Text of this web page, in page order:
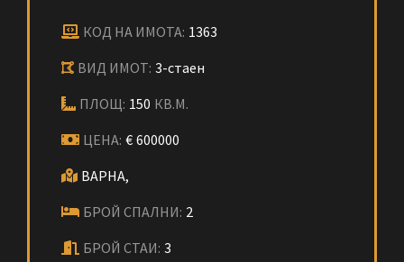
КОД НА ИМОТА: 1363
ВИД ИМОТ: 3-стаен
ПЛОЩ: 150 КВ.М.
ЦЕНА: € 600000
ВАРНА,
БРОЙ СПАЛНИ: 2
БРОЙ СТАИ: 3